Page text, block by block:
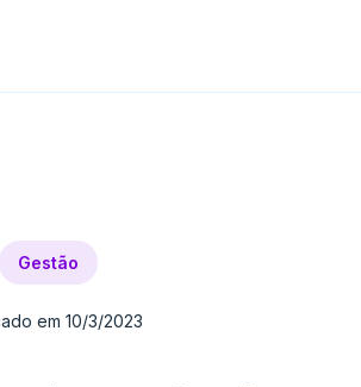
Gestão
em 10/3/2023